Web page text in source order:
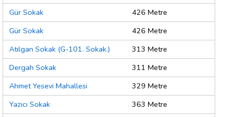
Gür Sokak
426 Metre
Gür Sokak
426 Metre
Atılgan Sokak (G-101. Sokak.)
313 Metre
Dergah Sokak
311 Metre
Ahmet Yesevi Mahallesi
329 Metre
Yazıcı Sokak
363 Metre